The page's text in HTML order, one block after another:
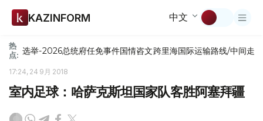
KAZINFORM 中文
热
点: 选举-2026总统府任免事件国情咨文跨里海国际运输路线/中间走廊
17:24, 24 9月 2018
室内足球：哈萨克斯坦国家队客胜阿塞拜疆